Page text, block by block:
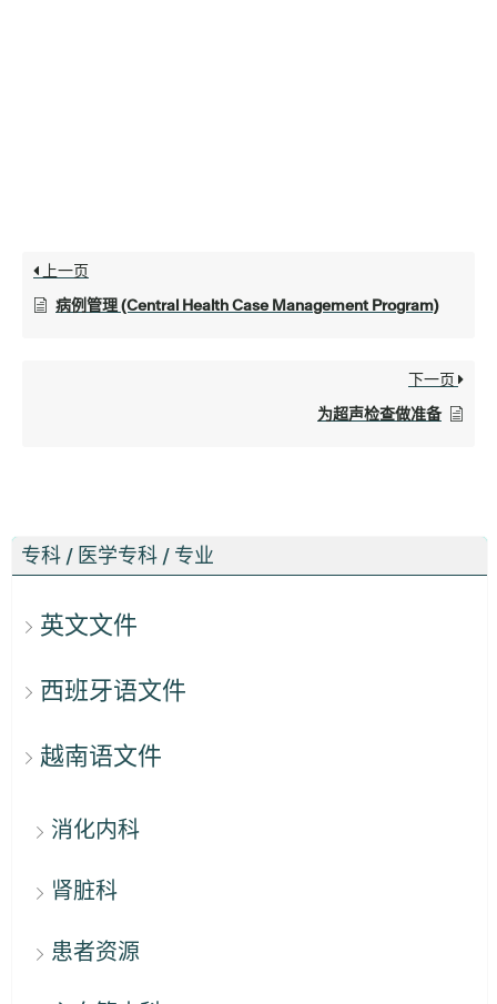
专科 / 医学专科 / 专业
英文文件
西班牙语文件
越南语文件
消化内科
肾脏科
患者资源
上一页
病例管理 (Central Health Case Management Program)
下一页
为超声检查做准备